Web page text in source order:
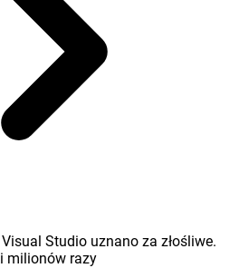
Studio uznano za złośliwe.
milionów razy